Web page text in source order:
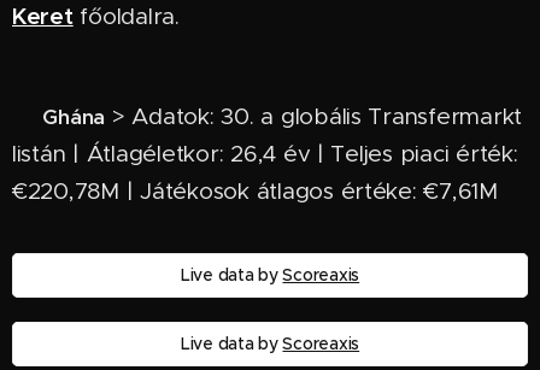
Keretfőoldalra.
🇬🇭 Ghána > Adatok: 30. a globális Transfermarkt
listán | Átlagéletkor: 26,4 év | Teljes piaci érték:
€220,78M | Játékosok átlagos értéke: €7,61M
Live data byScoreaxis
Live data byScoreaxis